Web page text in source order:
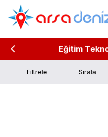
Eğitim
Filtrele